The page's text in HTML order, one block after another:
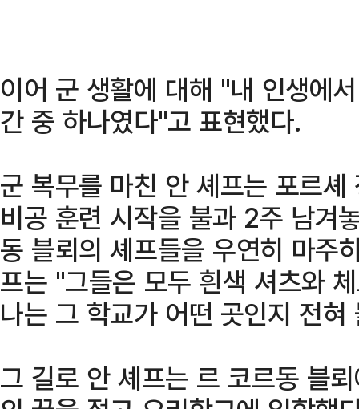
이어 군 생활에 대해 "내 인생에
간 중 하나였다"고 표현했다.
군 복무를 마친 안 셰프는 포르
비공 훈련 시작을 불과 2주 남겨
동 블뢰의 셰프들을 우연히 마주
프는 "그들은 모두 흰색 셔츠와
나는 그 학교가 어떤 곳인지 전
그 길로 안 셰프는 르 코르동 블